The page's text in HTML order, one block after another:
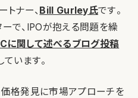
トナー、 Bill Gurley氏です。
で、IPOが抱える問題を繰
に関して述べるブログ投稿
います。
格発見に市場アプローチを